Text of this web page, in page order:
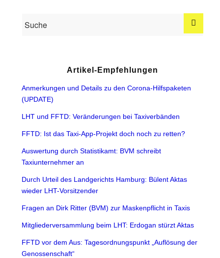
Artikel-Empfehlungen
Anmerkungen und Details zu den Corona-Hilfspaketen
(UPDATE)
LHT und FFTD: Veränderungen bei Taxiverbänden
FFTD: Ist das Taxi-App-Projekt doch noch zu retten?
Auswertung durch Statistikamt: BVM schreibt
Taxiunternehmer an
Durch Urteil des Landgerichts Hamburg: Bülent Aktas
wieder LHT-Vorsitzender
Fragen an Dirk Ritter (BVM) zur Maskenpflicht in Taxis
Mitgliederversammlung beim LHT: Erdogan stürzt Aktas
FFTD vor dem Aus: Tagesordnungspunkt „Auflösung der
Genossenschaft“